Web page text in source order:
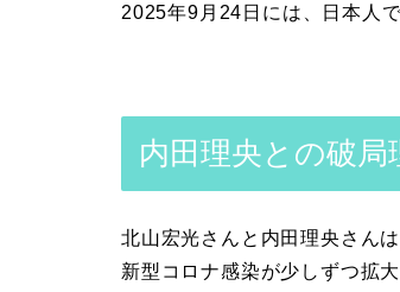
2025年9月24日には、日本人
内田理央との破局
北山宏光さんと内田理央さん
新型コロナ感染が少しずつ拡